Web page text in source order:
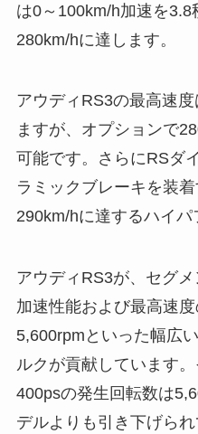
は0～100km/h加速を
280km/hに達します。
アウディRS3の最高速
ますが、オプションで
可能です。さらにRSダ
ラミックブレーキを装
290km/hに達するハイパ
アウディRS3が、セグ
加速性能および最高速
5,600rpmといった幅広
ルクが貢献しています
400psの発生回転数は
デルよりも引き下げられ